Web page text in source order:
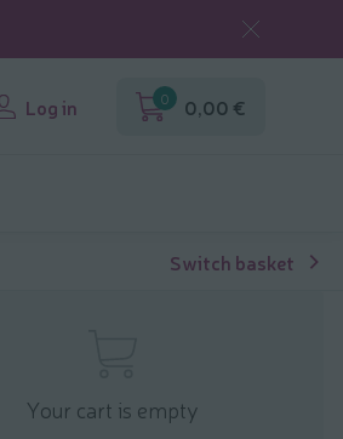
Log in 0 0,00 €
Switch basket
Your cart is empty